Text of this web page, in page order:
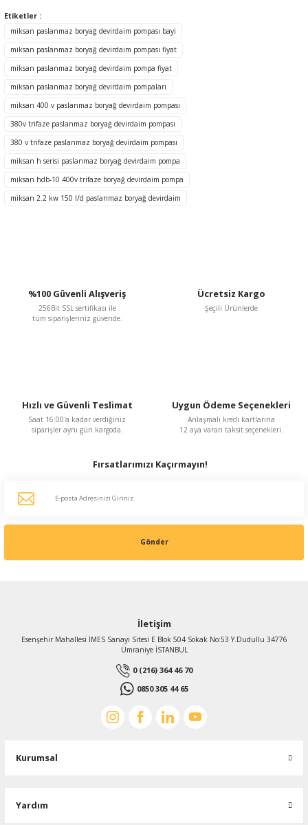
tarafımıza iletebilirsiniz.
Görüş ve önerileriniz için teşekkür ederiz.
Ürün açıklamasında eksik bilgiler bulunuyor.
Ürün bilgilerinde hatalar bulunuyor.
Ürün fiyatı diğer sitelerden daha pahalı.
Bu ürüne benzer farklı alternatifler olmalı.
Etiketler :
miksan paslanmaz boryağ devirdaim pompası bayi
miksan paslanmaz boryağ devirdaim pompası fiyat
miksan paslanmaz boryağ devirdaim pompa fiyat
miksan paslanmaz boryağ devirdaim pompaları
miksan 400 v paslanmaz boryağ devirdaim pompası
380v trifaze paslanmaz boryağ devirdaim pompası
380 v trifaze paslanmaz boryağ devirdaim pompası
miksan h serisi paslanmaz boryağ devirdaim pompa
miksan hdb-10 400v trifaze boryağ devirdaim pompa
miksan 2.2 kw 150 l/d paslanmaz boryağ devirdaim
%100 Güvenli Alışveriş
256Bit SSL sertifikası ile
tüm siparişleriniz güvende.
Ücretsiz Kargo
Şeçili Ürünlerde
Hızlı ve Güvenli Teslimat
Saat 16:00'a kadar verdiğiniz
siparişler aynı gün kargoda.
Uygun Ödeme Seçenekleri
Anlaşmalı kredi kartlarına
12 aya varan taksit seçenekleri.
Fırsatlarımızı Kaçırmayın!
Gönder
İletişim
Esenşehir Mahallesi İMES Sanayi Sitesi E Blok 504 Sokak No:53 Y.Dudullu 34776
Ümraniye İSTANBUL
0 (216) 364 46 70
0850 305 44 65
Kurumsal
Yardım